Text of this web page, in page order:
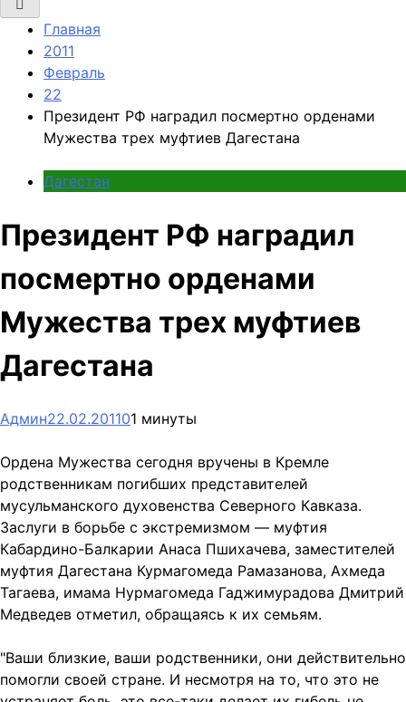
Главная
2011
Февраль
22
Президент РФ наградил посмертно орденами
Мужества трех муфтиев Дагестана
Дагестан
Президент РФ наградил
посмертно орденами
Мужества трех муфтиев
Дагестана
Админ22.02.201101 минуты
Ордена Мужества сегодня вручены в Кремле
родственникам погибших представителей
мусульманского духовенства Северного Кавказа.
Заслуги в борьбе с экстремизмом — муфтия
Кабардино-Балкарии Анаса Пшихачева, заместителей
муфтия Дагестана Курмагомеда Рамазанова, Ахмеда
Тагаева, имама Нурмагомеда Гаджимурадова Дмитрий
Медведев отметил, обращаясь к их семьям.
"Ваши близкие, ваши родственники, они действительно
помогли своей стране. И несмотря на то, что это не